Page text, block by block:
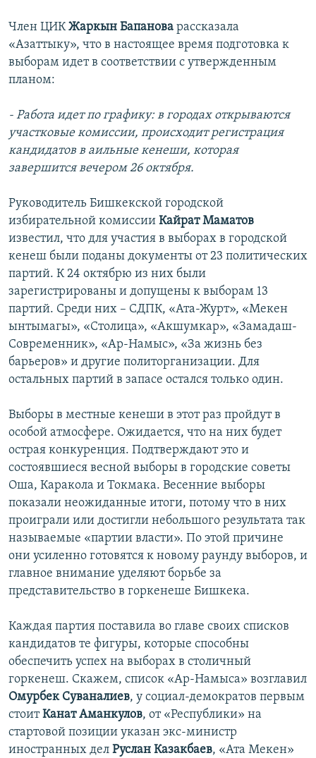
Член ЦИКЖаркын Бапанова рассказала
«Азаттыку», что в настоящее время подготовка к
выборам идет в соответствии с утвержденным
планом:
- Работа идет по графику: в городах открываются
участковые комиссии, происходит регистрация
кандидатов в аильные кенеши, которая
завершится вечером 26 октября.
Руководитель Бишкекской городской
избирательной комиссии Кайрат Маматов
известил, что для участия в выборах в городской
кенеш были поданы документы от 23 политических
партий. К 24 октябрю из них были
зарегистрированы и допущены к выборам 13
партий. Среди них – СДПК, «Ата-Журт», «Мекен
ынтымагы», «Столица», «Акшумкар», «Замадаш-
Современник», «Ар-Намыс», «За жизнь без
барьеров» и другие политорганизации. Для
остальных партий в запасе остался только один.
Выборы в местные кенеши в этот раз пройдут в
особой атмосфере. Ожидается, что на них будет
острая конкуренция. Подтверждают это и
состоявшиеся весной выборы в городские советы
Оша, Каракола и Токмака. Весенние выборы
показали неожиданные итоги, потому что в них
проиграли или достигли небольшого результата так
называемые «партии власти». По этой причине
они усиленно готовятся к новому раунду выборов, и
главное внимание уделяют борьбе за
представительство в горкенеше Бишкека.
Каждая партия поставила во главе своих списков
кандидатов те фигуры, которые способны
обеспечить успех на выборах в столичный
горкенеш. Скажем, список «Ар-Намыса» возглавил
Омурбек Суваналиев, у социал-демократов первым
стоитКанат Аманкулов, от «Республики» на
стартовой позиции указан экс-министр
иностранных дел Руслан Казакбаев, «Ата Мекен»